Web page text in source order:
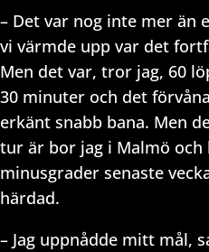
– Det var nog inte mer än
vi värmde upp var det
Men det var, tror jag, 60
30 minuter och det
erkänt snabb bana. Men
tur är bor jag i Malmö
minusgrader senaste
härdad.
– Jag uppnådde mitt mål,